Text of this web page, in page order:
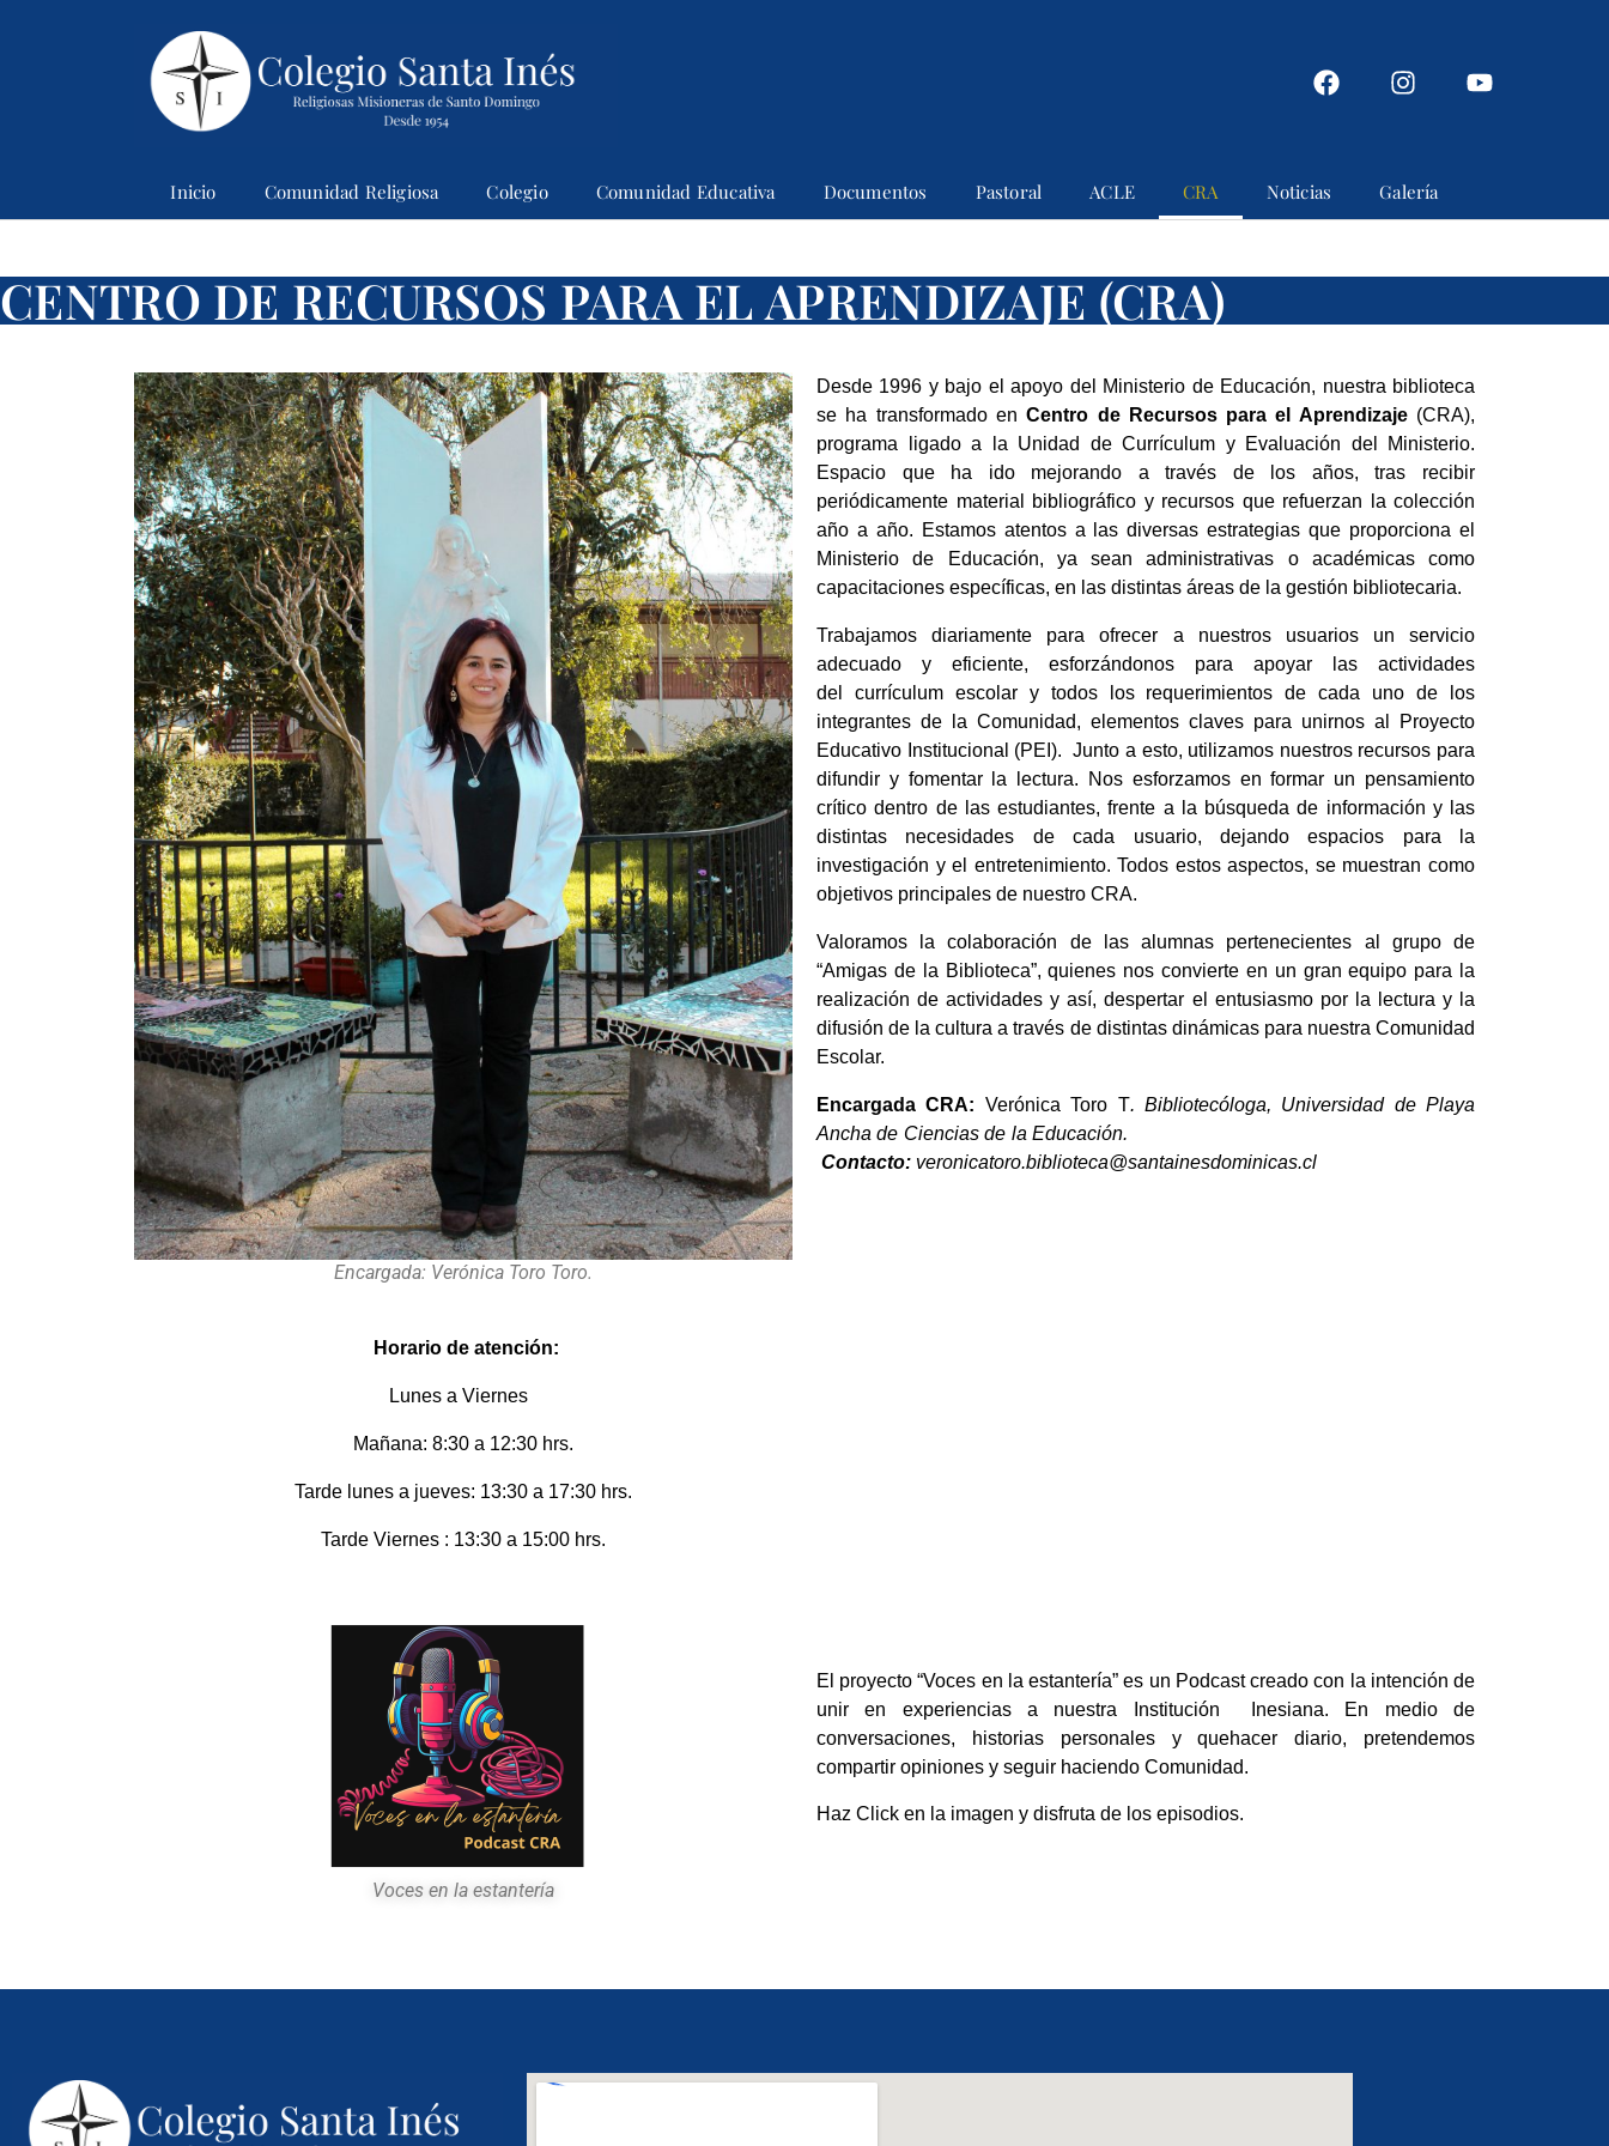
Inicio Comunidad Religiosa Colegio Comunidad Educativa Documentos Pastoral ACLE CRA Noticias Galería
CENTRO DE RECURSOS PARA EL APRENDIZAJE (CRA)
Encargada: Verónica Toro Toro.
Desde 1996 y bajo el apoyo del Ministerio de Educación, nuestra biblioteca
se ha transformado enCentro de Recursos para el Aprendizaje(CRA),
programa ligado a la Unidad de Currículum y Evaluación del Ministerio.
Espacio que ha ido mejorando a través de los años, tras recibir
periódicamente material bibliográfico y recursos que refuerzan la colección
año a año. Estamos atentos a las diversas estrategias que proporciona el
Ministerio de Educación, ya sean administrativas o académicas como
capacitaciones específicas, en las distintas áreas de la gestión bibliotecaria.
Trabajamos diariamente para ofrecer a nuestros usuarios un servicio
adecuado y eficiente, esforzándonos para apoyar las actividades
del currículum escolar y todos los requerimientos de cada uno de los
integrantes de la Comunidad, elementos claves para unirnos al Proyecto
Educativo Institucional (PEI). Junto a esto, utilizamos nuestros recursos para
difundir y fomentar la lectura. Nos esforzamos en formar un pensamiento
crítico dentro de las estudiantes, frente a la búsqueda de información y las
distintas necesidades de cada usuario, dejando espacios para la
investigación y el entretenimiento. Todos estos aspectos, se muestran como
objetivos principales de nuestro CRA.
Valoramos la colaboración de las alumnas pertenecientes al grupo de
“Amigas de la Biblioteca”, quienes nos convierte en un gran equipo para la
realización de actividades y así, despertar el entusiasmo por la lectura y la
difusión de la cultura a través de distintas dinámicas para nuestra Comunidad
Escolar.
Encargada CRA: Verónica Toro T. Bibliotecóloga, Universidad de Playa
Ancha de Ciencias de la Educación.
Contacto: veronicatoro.biblioteca@santainesdominicas.cl
Horario de atención:
Lunes a Viernes
Mañana: 8:30 a 12:30 hrs.
Tarde lunes a jueves: 13:30 a 17:30 hrs.
Tarde Viernes : 13:30 a 15:00 hrs.
Voces en la estantería
El proyecto “Voces en la estantería” es un Podcast creado con la intención de
unir en experiencias a nuestra Institución Inesiana. En medio de
conversaciones, historias personales y quehacer diario, pretendemos
compartir opiniones y seguir haciendo Comunidad.
Haz Click en la imagen y disfruta de los episodios.